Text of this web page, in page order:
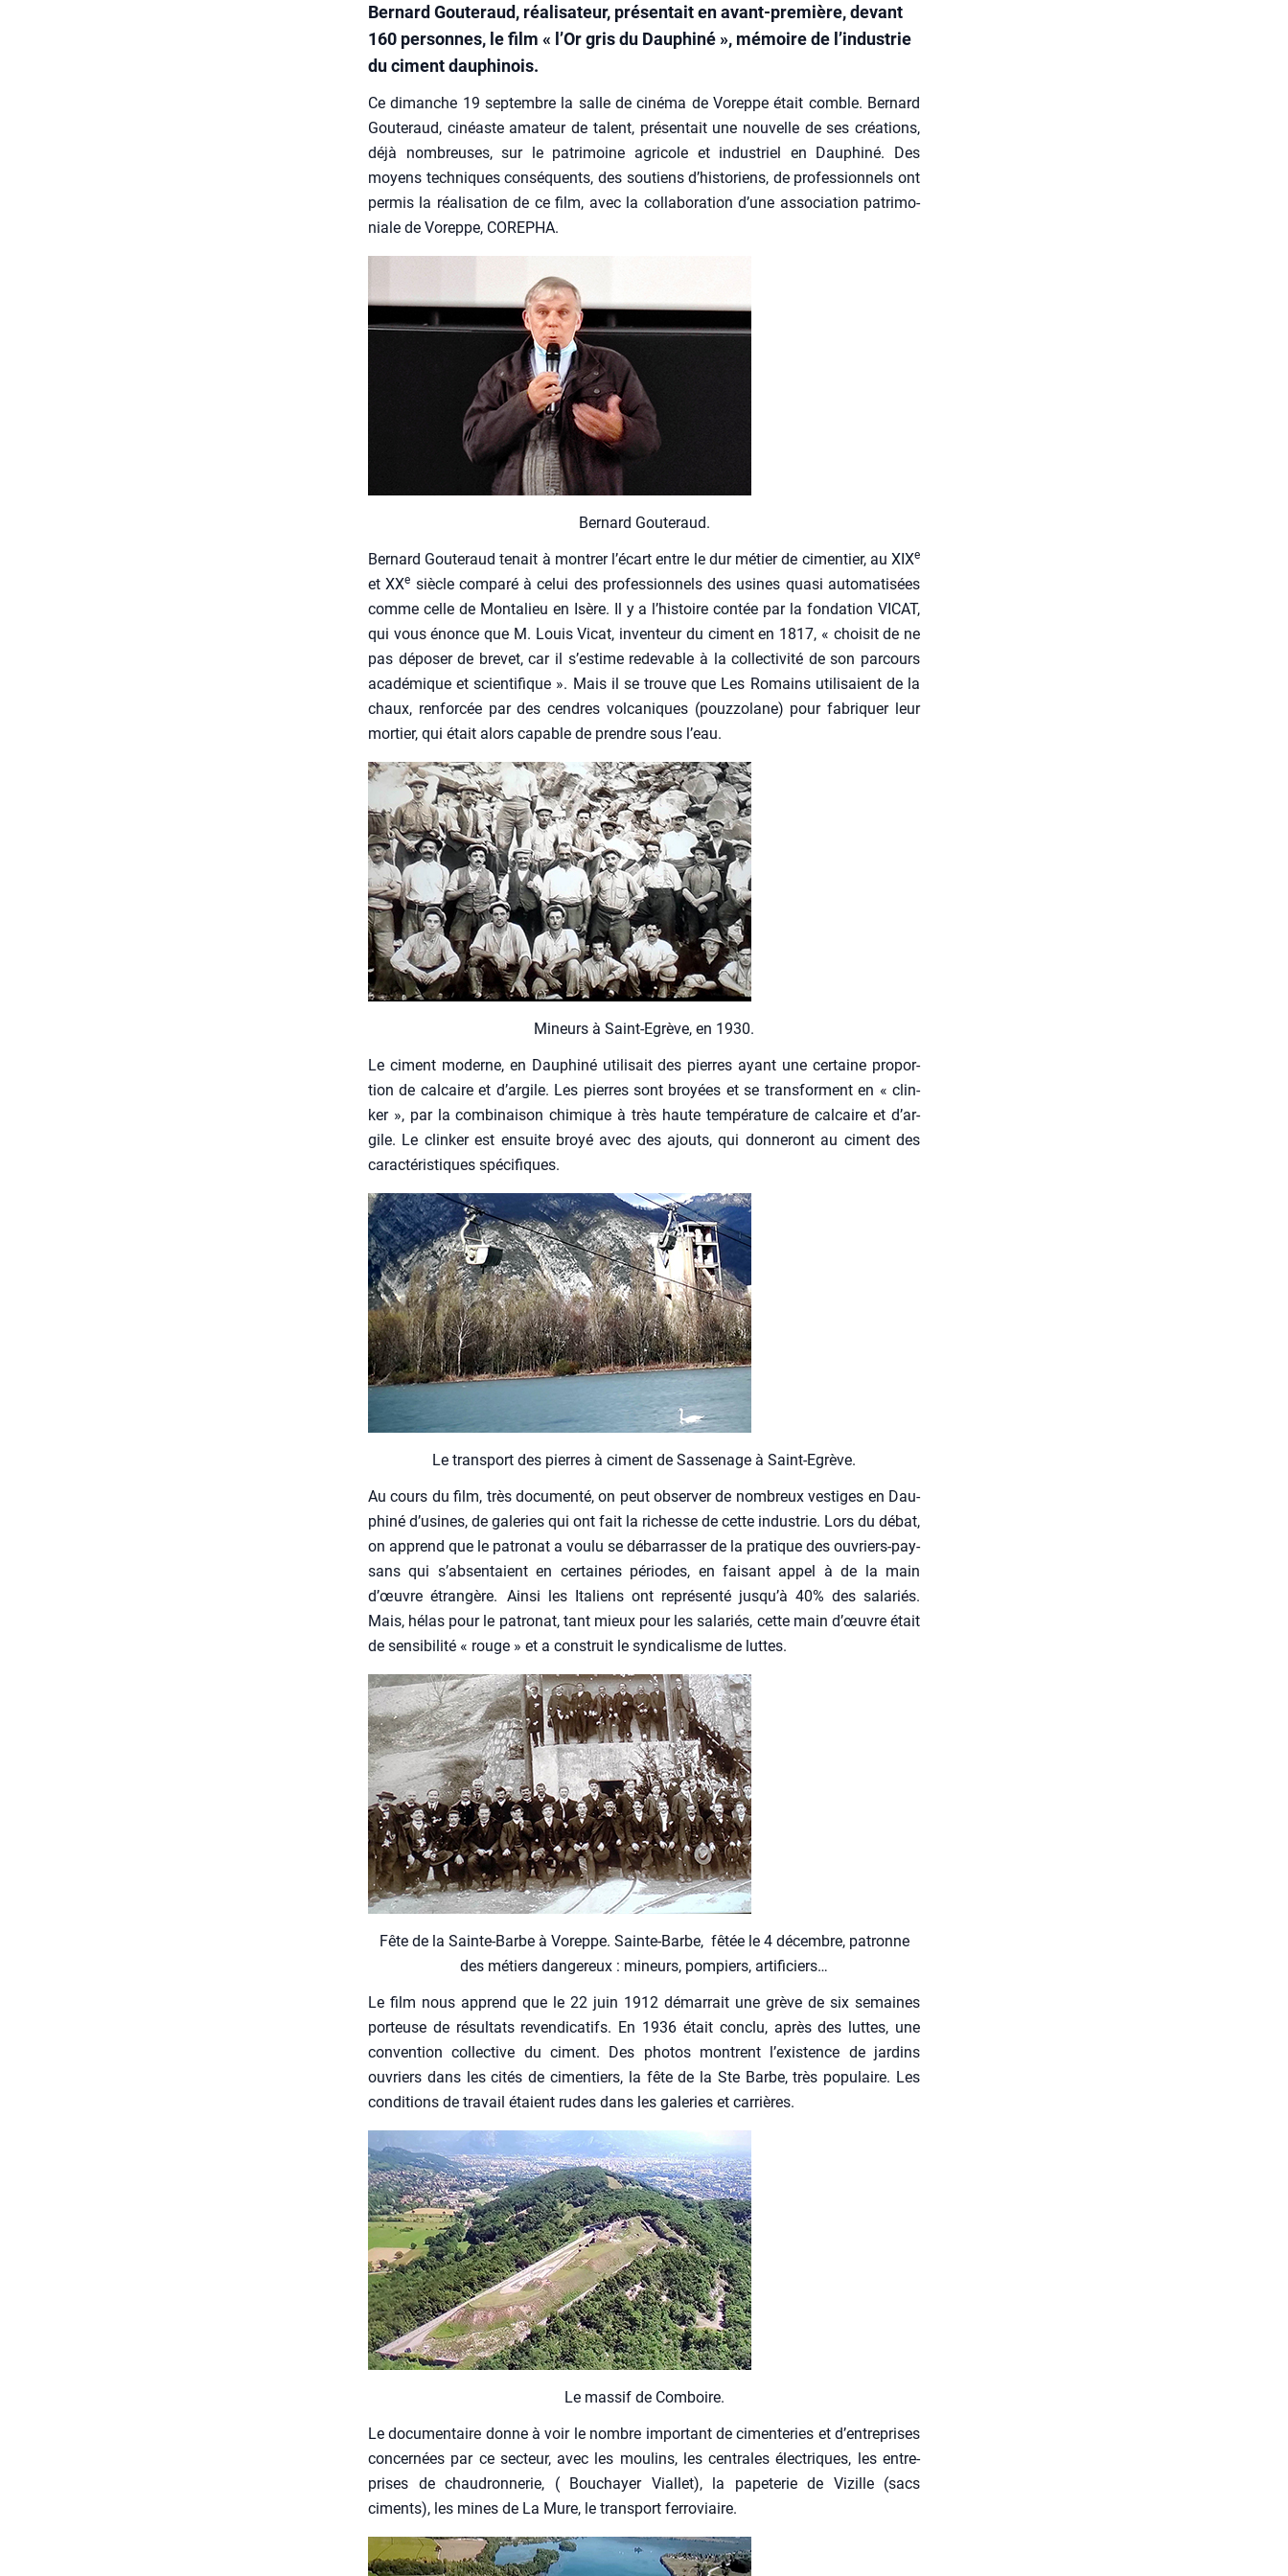
Bernard Gouteraud, réalisateur, présentait en avant-première, devant
160 personnes, le film « l’Or gris du Dauphiné », mémoire de l’industrie
du ciment dauphinois.
Ce dimanche 19 sep­tembre la salle de ciné­ma de Voreppe était comble. Ber­nard
Gou­te­raud, cinéaste ama­teur de talent, pré­sen­tait une nou­velle de ses créa­tions,
déjà nom­breuses, sur le patri­moine agri­cole et indus­triel en Dau­phi­né. Des
moyens tech­niques consé­quents, des sou­tiens d’historiens, de pro­fes­sion­nels ont
per­mis la réa­li­sa­tion de ce film, avec la col­la­bo­ra­tion d’une asso­cia­tion patri­mo­
niale de Voreppe, COREPHA.
Ber­nard Gou­te­raud.
Ber­nard Gou­te­raud tenait à mon­trer l’écart entre le dur métier de cimen­tier, au XIXe
et XXe siècle com­pa­ré à celui des pro­fes­sion­nels des usines qua­si auto­ma­ti­sées
comme celle de Mon­ta­lieu en Isère. Il y a l’histoire contée par la fon­da­tion VICAT,
qui vous énonce que M. Louis Vicat, inven­teur du ciment en 1817, « choi­sit de ne
pas dépo­ser de bre­vet, car il s’estime rede­vable à la col­lec­ti­vi­té de son par­cours
aca­dé­mique et scien­ti­fique ». Mais il se trouve que Les Romains uti­li­saient de la
chaux, ren­for­cée par des cendres vol­ca­niques (pouz­zo­lane) pour fabri­quer leur
mor­tier, qui était alors capable de prendre sous l’eau.
Mineurs à Saint-Egrève, en 1930.
Le ciment moderne, en Dau­phi­né uti­li­sait des pierres ayant une cer­taine pro­por­
tion de cal­caire et d’argile. Les pierres sont broyées et se trans­forment en « clin­
ker », par la com­bi­nai­son chi­mique à très haute tem­pé­ra­ture de cal­caire et d’ar­
gile. Le clin­ker est ensuite broyé avec des ajouts, qui don­ne­ront au ciment des
carac­té­ris­tiques spé­ci­fiques.
Le trans­port des pierres à ciment de Sas­se­nage à Saint-Egrève.
Au cours du film, très docu­men­té, on peut obser­ver de nom­breux ves­tiges en Dau­
phi­né d’usines, de gale­ries qui ont fait la richesse de cette indus­trie. Lors du débat,
on apprend que le patro­nat a vou­lu se débar­ras­ser de la pra­tique des ouvriers-pay­
sans qui s’absentaient en cer­taines périodes, en fai­sant appel à de la main
d’œuvre étran­gère. Ain­si les Ita­liens ont repré­sen­té jusqu’à 40% des sala­riés.
Mais, hélas pour le patro­nat, tant mieux pour les sala­riés, cette main d’œuvre était
de sen­si­bi­li­té « rouge » et a construit le syn­di­ca­lisme de luttes.
Fête de la Sainte-Barbe à Voreppe. Sainte-Barbe, fêtée le 4 décembre, patronne
des métiers dan­ge­reux : mineurs, pom­piers, arti­fi­ciers…
Le film nous apprend que le 22 juin 1912 démar­rait une grève de six semaines
por­teuse de résul­tats reven­di­ca­tifs. En 1936 était conclu, après des luttes, une
conven­tion col­lec­tive du ciment. Des pho­tos montrent l’existence de jar­dins
ouvriers dans les cités de cimen­tiers, la fête de la Ste Barbe, très popu­laire. Les
condi­tions de tra­vail étaient rudes dans les gale­ries et car­rières.
Le mas­sif de Com­boire.
Le docu­men­taire donne à voir le nombre impor­tant de cimen­te­ries et d’entreprises
concer­nées par ce sec­teur, avec les mou­lins, les cen­trales élec­triques, les entre­
prises de chau­dron­ne­rie, ( Bou­chayer Vial­let), la pape­te­rie de Vizille (sacs
ciments), les mines de La Mure, le trans­port fer­ro­viaire.